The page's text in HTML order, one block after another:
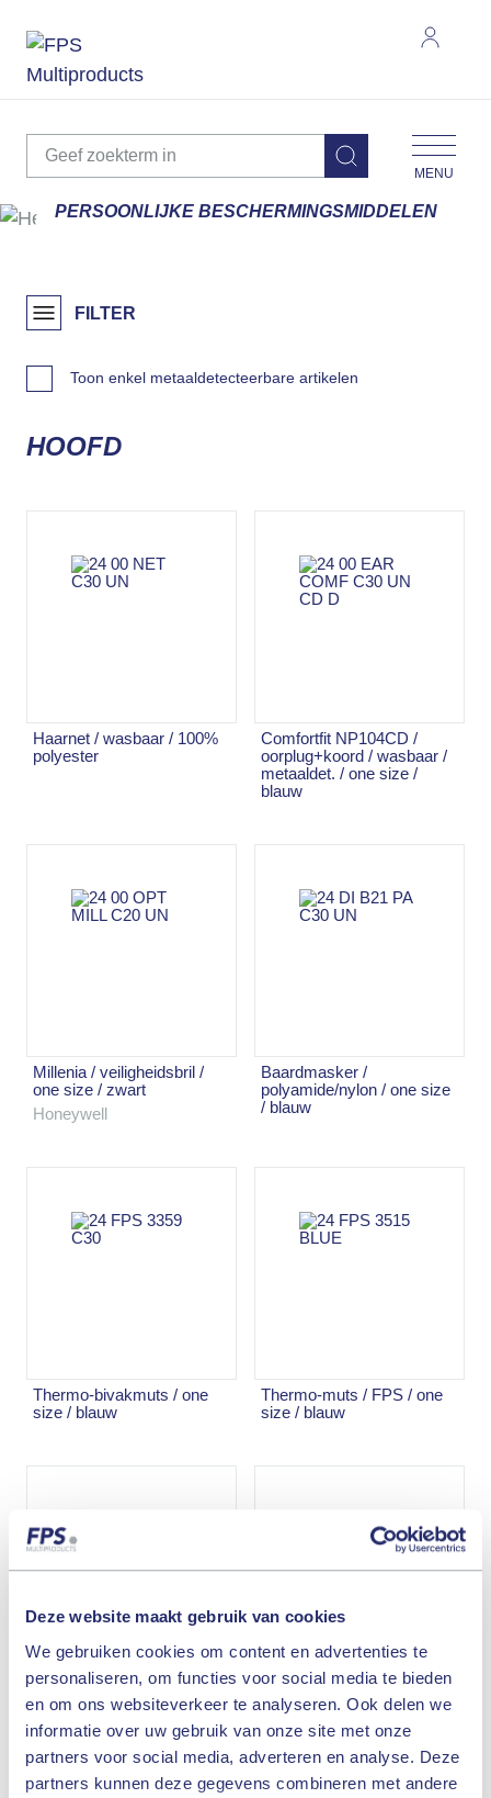
Deze website maakt gebruik van cookies
We gebruiken cookies om content en advertenties te
personaliseren, om functies voor social media te bieden
en om ons websiteverkeer te analyseren. Ook delen we
informatie over uw gebruik van onze site met onze
partners voor social media, adverteren en analyse. Deze
partners kunnen deze gegevens combineren met andere
MENU
PERSOONLIJKE BESCHERMINGSMIDDELEN
FILTER
Toon enkel metaaldetecteerbare artikelen
HOOFD
haarnet / wasbaar / 100%
polyester
comfortfit NP104CD /
oorplug+koord / wasbaar /
metaaldet. / one size /
blauw
millenia / veiligheidsbril /
one size / zwart
Honeywell
baardmasker /
polyamide/nylon / one size
/ blauw
thermo-bivakmuts / one
size / blauw
thermo-muts / FPS / one
size / blauw
wit
wasbaar / metaaldet. / one
size / blauw / 50 pr